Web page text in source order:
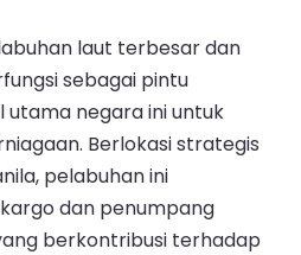
laut terbesar dan
sebagai pintu
negara ini untuk
Berlokasi strategis
pelabuhan ini
dan penumpang
berkontribusi terhadap